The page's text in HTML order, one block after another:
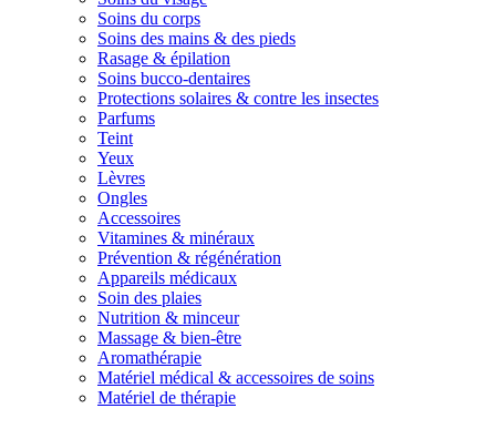
Soins du corps
Soins des mains & des pieds
Rasage & épilation
Soins bucco-dentaires
Protections solaires & contre les insectes
Parfums
Teint
Yeux
Lèvres
Ongles
Accessoires
Vitamines & minéraux
Prévention & régénération
Appareils médicaux
Soin des plaies
Nutrition & minceur
Massage & bien-être
Aromathérapie
Matériel médical & accessoires de soins
Matériel de thérapie